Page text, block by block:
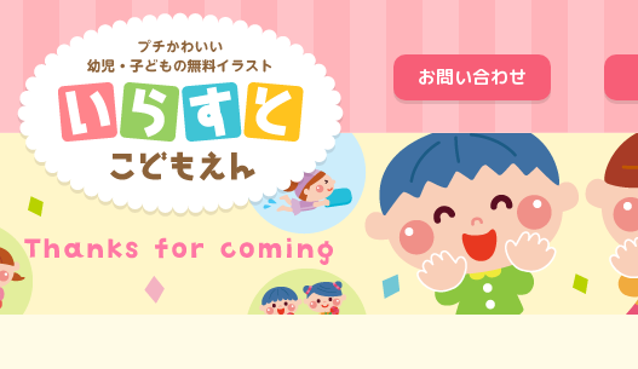
お問い合わせ